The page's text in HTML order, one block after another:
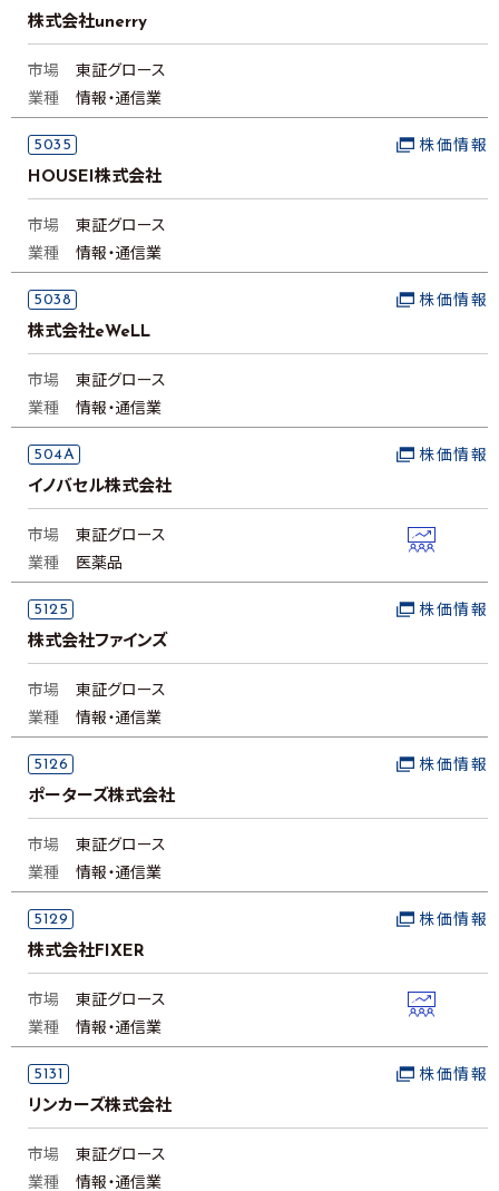
株式会社unerry
市場
東証グロース
業種
情報・通信業
5035
HOUSEI株式会社
株価情報
市場
東証グロース
業種
情報・通信業
5038
株式会社eWeLL
株価情報
市場
東証グロース
業種
情報・通信業
504A
イノバセル株式会社
株価情報
市場
東証グロース
業種
医薬品
5125
株式会社ファインズ
株価情報
市場
東証グロース
業種
情報・通信業
5126
ポーターズ株式会社
株価情報
市場
東証グロース
業種
情報・通信業
5129
株式会社FIXER
株価情報
市場
東証グロース
業種
情報・通信業
5131
リンカーズ株式会社
株価情報
市場
東証グロース
業種
情報・通信業